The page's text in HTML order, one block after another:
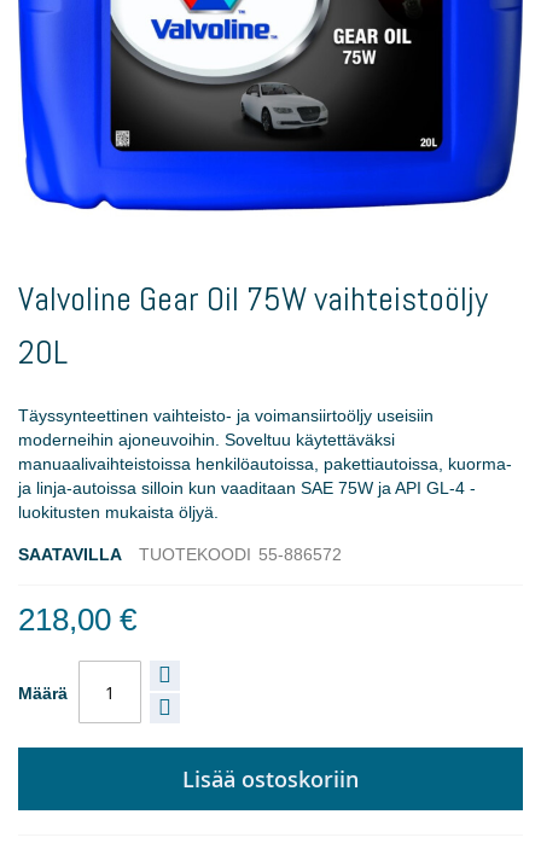
the
of
the
gallery
Valvoline Gear Oil 75W vaihteistoöljy
20L
Täyssynteettinen vaihteisto- ja voimansiirtoöljy useisiin
moderneihin ajoneuvoihin. Soveltuu käytettäväksi
manuaalivaihteistoissa henkilöautoissa, pakettiautoissa, kuorma-
ja linja-autoissa silloin kun vaaditaan SAE 75W ja API GL-4 -
luokitusten mukaista öljyä.
SAATAVILLA TUOTEKOODI 55-886572
218,00 €
Määrä
Lisää ostoskoriin